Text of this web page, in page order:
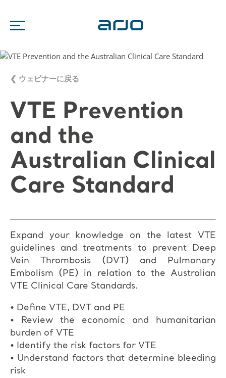
❮ ウェビナーに戻る
VTE Prevention
and the
Australian Clinical
Care Standard
Expand your knowledge on the latest VTE
guidelines and treatments to prevent Deep
Vein Thrombosis (DVT) and Pulmonary
Embolism (PE) in relation to the Australian
VTE Clinical Care Standards.
• Define VTE, DVT and PE
• Review the economic and humanitarian
burden of VTE
• Identify the risk factors for VTE
• Understand factors that determine bleeding
risk